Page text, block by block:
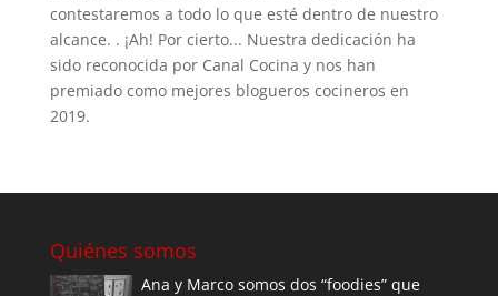
contestaremos a todo lo que esté dentro de nuestro
alcance. . ¡Ah! Por cierto... Nuestra dedicación ha
sido reconocida por Canal Cocina y nos han
premiado como mejores blogueros cocineros en
2019.
Quiénes somos
Ana y Marco somos dos “foodies” que